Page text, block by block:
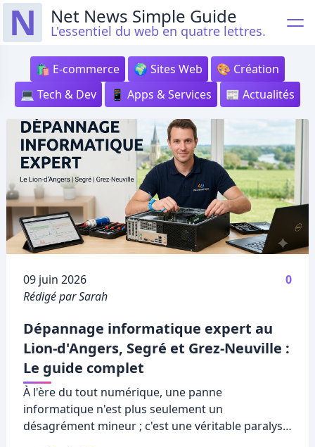
N Net News Simple Guide
L'essentiel du web en quatre lettres.
🛍️ E-commerce 🌍 Sites Web
🎨 Création
💻 Tech & Dev
📱 Apps & Services 📰 Actualités
Publié le
09 juin 2026
0
Rédigé par Sarah
Dépannage informatique expert au
Lion-d'Angers, Segré et Grez-Neuville :
Le guide complet
À l'ère du tout numérique, une panne
informatique n'est plus seulement un
désagrément mineur ; c'est une véritable paralysie